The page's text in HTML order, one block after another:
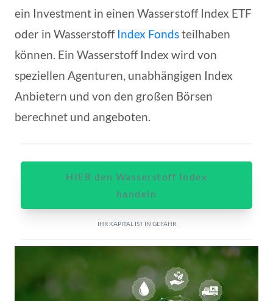
ein Investment in einen Wasserstoff Index ETF
oder in WasserstoffIndex Fondsteilhaben
können. Ein Wasserstoff Index wird von
speziellen Agenturen, unabhängigen Index
Anbietern und von den großen Börsen
berechnet und angeboten.
HIER den Wasserstoff Index
handeln
IHR KAPITAL IST IN GEFAHR